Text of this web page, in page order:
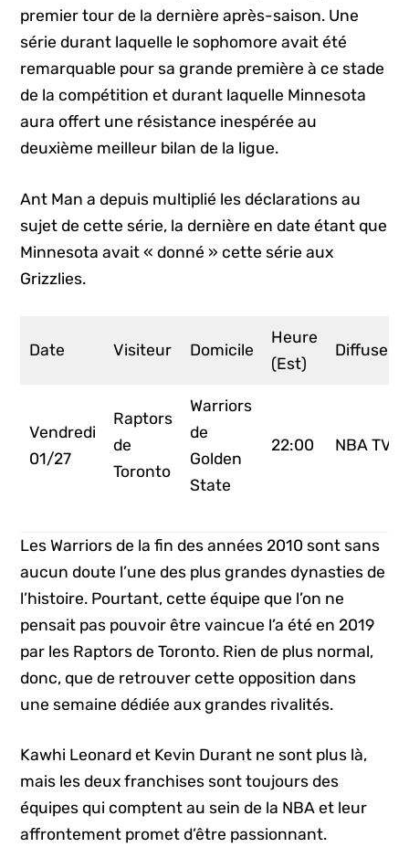
premier tour de la dernière après-saison. Une
série durant laquelle le sophomore avait été
remarquable pour sa grande première à ce stade
de la compétition et durant laquelle Minnesota
aura offert une résistance inespérée au
deuxième meilleur bilan de la ligue.
Ant Man a depuis multiplié les déclarations au
sujet de cette série, la dernière en date étant que
Minnesota avait « donné » cette série aux
Grizzlies.
Date Visiteur Domicile
Heure
(Est)
Diffuseur
Vendredi
01/27
Raptors
de
Toronto
Warriors
de
Golden
State
22:00 NBA TV
Les Warriors de la fin des années 2010 sont sans
aucun doute l’une des plus grandes dynasties de
l’histoire. Pourtant, cette équipe que l’on ne
pensait pas pouvoir être vaincue l’a été en 2019
par les Raptors de Toronto. Rien de plus normal,
donc, que de retrouver cette opposition dans
une semaine dédiée aux grandes rivalités.
Kawhi Leonard et Kevin Durant ne sont plus là,
mais les deux franchises sont toujours des
équipes qui comptent au sein de la NBA et leur
affrontement promet d’être passionnant.